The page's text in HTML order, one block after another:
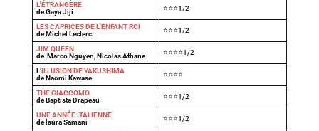
L'ÉTRANGÈRE
de Gaya Jiji
⭐⭐⭐1/2
LES CAPRICES DE L'ENFANT ROI
de Michel Leclerc
⭐⭐⭐1/2
JIM QUEEN
de Marco Nguyen, Nicolas Athane
⭐⭐⭐⭐1/2
L'ILLUSION DE YAKUSHIMA
de Naomi Kawase
⭐⭐⭐⭐
THE GIACCOMO
de Baptiste Drapeau
⭐⭐⭐1/2
UNE ANNÉE ITALIENNE
de laura Samani
⭐⭐⭐1/2